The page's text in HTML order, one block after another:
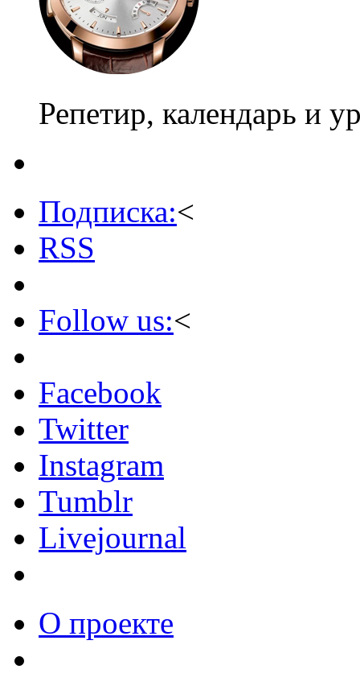
Репетир, календарь и
Подписка:<
RSS
Follow us:<
Facebook
Twitter
Instagram
Tumblr
Livejournal
О проекте